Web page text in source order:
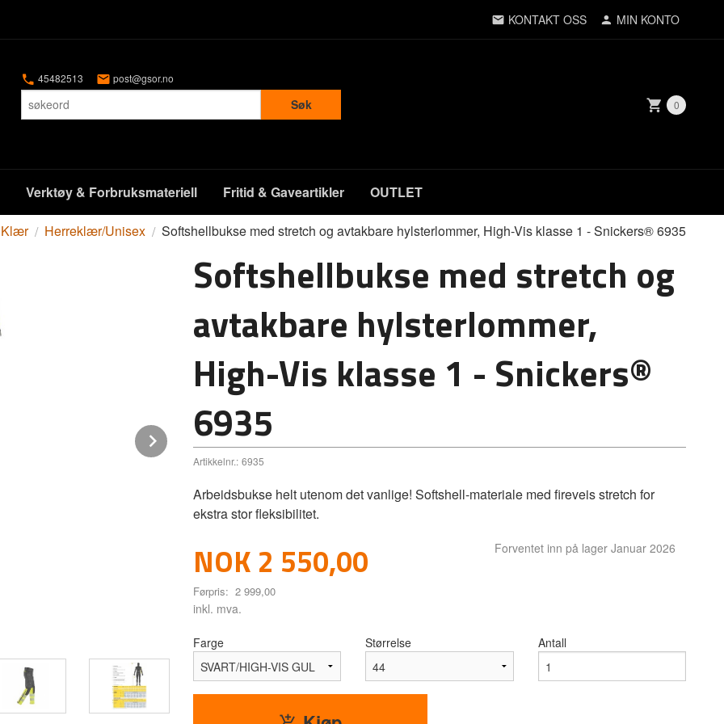
KONTAKT OSS MIN KONTO
45482513 post@gsor.no
Søk 0
Verktøy & Forbruksmateriell Fritid & Gaveartikler OUTLET
Klær Herreklær/Unisex Softshellbukse med stretch og avtakbare hylsterlommer, High-Vis klasse 1 - Snickers® 6935
Next
Softshellbukse med stretch og
avtakbare hylsterlommer,
High-Vis klasse 1 - Snickers®
6935
Artikkelnr.: 6935
Arbeidsbukse helt utenom det vanlige! Softshell-materiale med fireveis stretch for
ekstra stor fleksibilitet.
Tilbud
NOK 2 550,00
Førpris: 2 999,00
Rabatt
inkl. mva.
Forventet inn på lager Januar 2026
Farge Størrelse Antall